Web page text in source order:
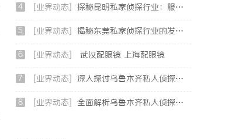
4 [业界动态] 探秘昆明私家侦探行业：服务、优势与法律守护
5 [业界动态] 揭秘东莞私家侦探行业的发展与服务价值
6 [业界动态] 武汉配眼镜 上海配眼镜
7 [业界动态] 深入探讨乌鲁木齐私人侦探行业的现状与发展趋势
8 [业界动态] 全面解析乌鲁木齐私人侦探服务的优势与应用